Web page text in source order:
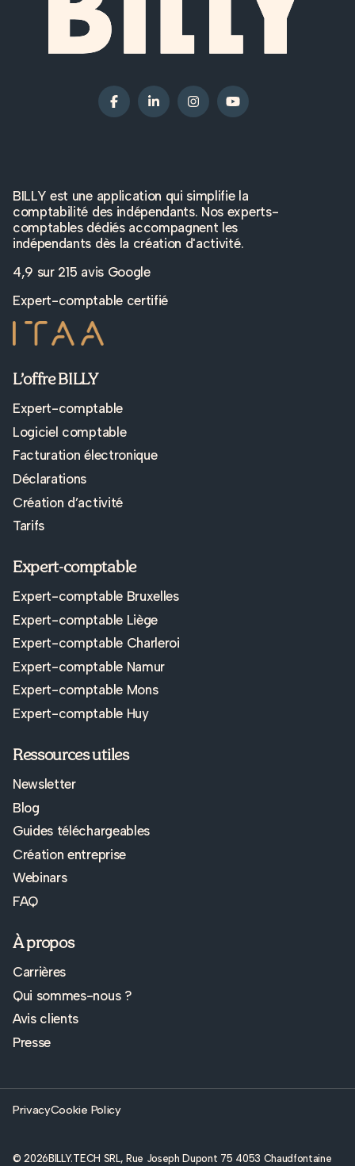
BILLY est une application qui simplifie la
comptabilité des indépendants. Nos experts-
comptables dédiés accompagnent les
indépendants dès la création d'activité.
4,9 sur 215 avis Google
Expert-comptable certifié
L’offre BILLY
Expert-comptable
Logiciel comptable
Facturation électronique
Déclarations
Création d’activité
Tarifs
Expert-comptable
Expert-comptable Bruxelles
Expert-comptable Liège
Expert-comptable Charleroi
Expert-comptable Namur
Expert-comptable Mons
Expert-comptable Huy
Ressources utiles
Newsletter
Blog
Guides téléchargeables
Création entreprise
Webinars
FAQ
À propos
Carrières
Qui sommes-nous ?
Avis clients
Presse
© 2026 BILLY.TECH SRL, Rue Joseph Dupont 75 4053 Chaudfontaine
PrivacyCookie Policy